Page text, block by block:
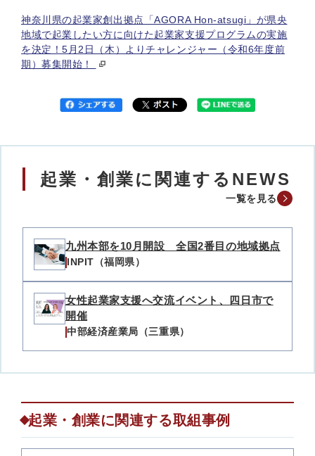
神奈川県の起業家創出拠点「AGORA Hon-atsugi」が県央
地域で起業したい方に向けた起業家支援プログラムの実施
を決定！5月2日（木）よりチャレンジャー（令和6年度前
期）募集開始！
起業・創業に関連するNEWS
一覧を見る
九州本部を10月開設 全国2番目の地域拠点
INPIT（福岡県）
女性起業家支援へ交流イベント、四日市で
開催
中部経済産業局（三重県）
起業・創業に関連する取組事例